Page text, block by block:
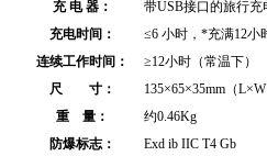
充 电 器：
带USB接口的旅行
充电时间：
≤6 小时，*充满12小
连续工作时间：
≥12小时（常温下）
尺 寸：
135×65×35mm（
重 量：
约0.46Kg
防爆标志：
Exd ib IIC T4 Gb